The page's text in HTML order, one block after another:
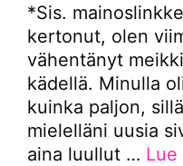
*Sis.
kertonut, olen
vähentänyt
kädellä. Minulla
kuinka paljon,
mielelläni uusia
aina luullut … Lue